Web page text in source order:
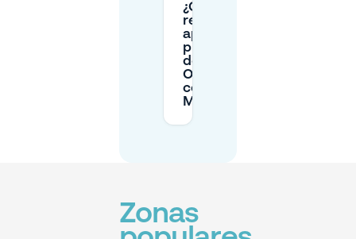
¿Cómo puedo
reservar un
aparcamiento
privado cerca
de Camera
Obscurastraat
con
Mobypark?
Zonas